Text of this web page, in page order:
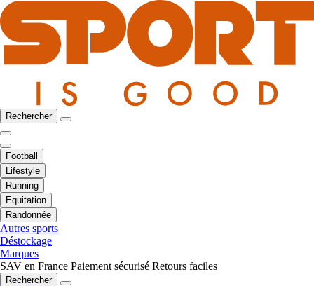
Rechercher
Football
Lifestyle
Running
Equitation
Randonnée
Autres sports
Déstockage
Marques
SAV en France Paiement sécurisé Retours faciles
Rechercher